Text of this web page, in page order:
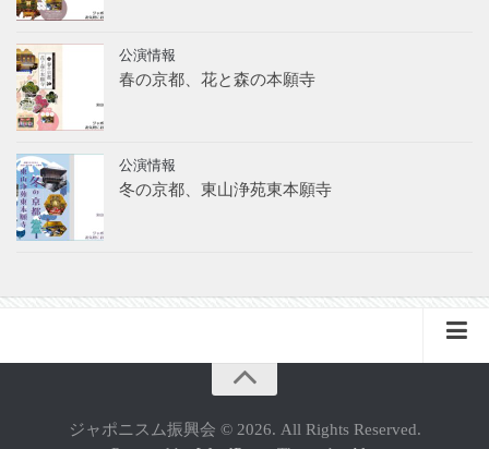
公演情報
春の京都、花と森の本願寺
公演情報
冬の京都、東山浄苑東本願寺
ジャポニスム振興会 © 2026. All Rights Reserved.